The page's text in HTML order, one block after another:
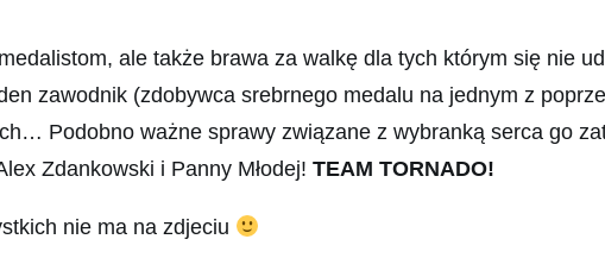
ale także brawa za walkę dla tych którym się nie
zawodnik (zdobywca srebrnego medalu na jednym z
Podobno ważne sprawy związane z wybranką serca go
Zdankowski i Panny Młodej! TEAM TORNADO!
nie ma na zdjeciu